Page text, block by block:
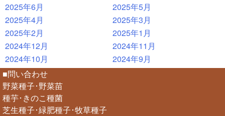
2025年6月
2025年5月
2025年4月
2025年3月
2025年2月
2025年1月
2024年12月
2024年11月
2024年10月
2024年9月
■問い合わせ
野菜種子･野菜苗
種芋･きのこ種菌
芝生種子･緑肥種子･牧草種子